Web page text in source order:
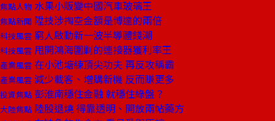
焦點人物 水果小販變中國汽車玻璃王
焦點新聞 陞技涉掏空金額是博達的兩倍
科技風雲 窮人啟動新一波半導體錢潮
科技風雲 甩開鴻海圍剿的連接器獲利率王
產業風雲 在小池塘練頂尖功夫 再反攻稱霸
產業風雲 減少載客、增購新機 反而賺更多
投資焦點 彭淮南穩住金融 就穩住綠盤？
大陸焦點 陸股退燒 得靠透明、開放兩帖藥方